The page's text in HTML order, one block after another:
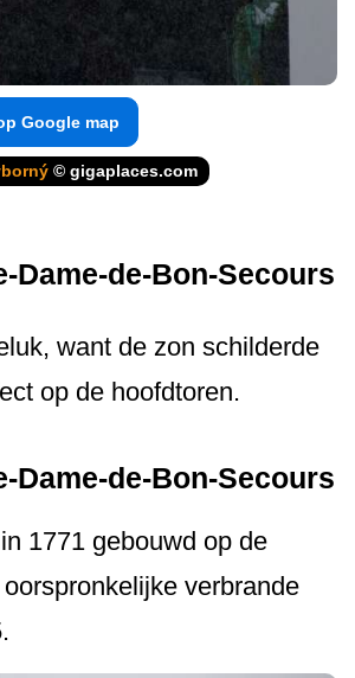
Google map
© gigaplaces.com
Dame-de-Bon-Secours
want de zon schilderde
op de hoofdtoren.
Dame-de-Bon-Secours
1771 gebouwd op de
verbrande